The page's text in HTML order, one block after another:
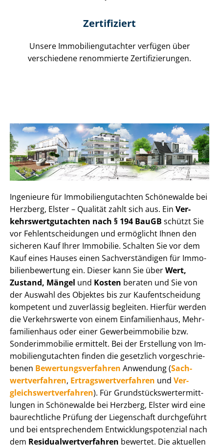
Zertifiziert
Unsere Immobilien­gutachter verfügen über
verschiedene renommierte Zer­ti­fi­zie­run­gen.
Ingenieure für Im­mo­bi­li­en­gut­ach­ten Schönewalde bei
Herzberg, Elster – Qualität zahlt sich aus. Ein Ver­
kehrs­wert­gut­ach­ten nach § 194 BauGB schützt Sie
vor Fehl­ent­schei­dun­gen und ermöglicht Ihnen den
sicheren Kauf Ihrer Immobilie. Schalten Sie vor dem
Kauf eines Hauses einen Sach­ver­stän­di­gen für Im­mo­
bi­li­en­be­wer­tung ein. Dieser kann Sie überWert,
Zustand, Mängel und Kosten beraten und Sie von
der Auswahl des Objektes bis zur Kauf­ent­schei­dung
kompetent und zuverlässig begleiten. Hierfür werden
die Verkehrswerte von einem Einfamilienhaus, Mehr­
fa­mi­li­en­haus oder einer Ge­wer­be­im­mo­bi­lie bzw.
Sonderimmobilie ermittelt. Bei der Erstellung von Im­
mo­bi­li­en­gut­ach­ten finden die gesetzlich vor­ge­schrie­
be­nen Be­wer­tungs­ver­fah­ren Anwendung (Sach­
wert­ver­fah­ren, Er­trags­wert­ver­fah­ren und Ver­
gleichs­wert­ver­fah­ren). Für Grund­stücks­wert­ermitt­
lun­gen in Schönewalde bei Herzberg, Elster wird eine
baurechtliche Prüfung der Liegenschaft durchgeführt
und bei entsprechendem Ent­wick­lungs­po­ten­zi­al nach
dem Re­si­du­al­wert­ver­fah­ren bewertet. Die aktuellen